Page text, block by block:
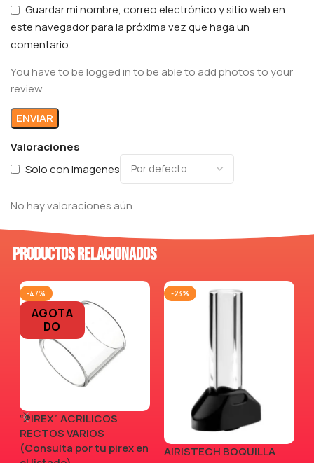
Valoraciones
Solo con imagenes
No hay valoraciones aún.
Guardar mi nombre, correo electrónico y sitio web en
este navegador para la próxima vez que haga un
comentario.
You have to be logged in to be able to add photos to your
review.
Productos relacionados
-47%
AGOTA
DO
“PIREX” ACRILICOS
RECTOS VARIOS
(Consulta por tu pirex en
-23%
AIRISTECH BOQUILLA